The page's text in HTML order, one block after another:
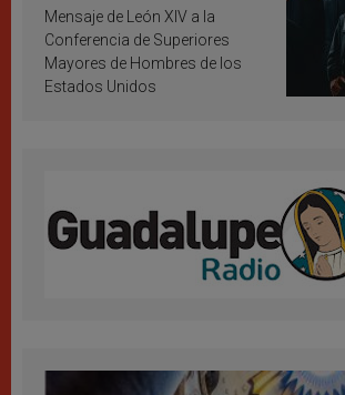
inspiración y santificación
Mensaje de León XIV a la
Conferencia de Superiores
Mayores de Hombres de los
Estados Unidos